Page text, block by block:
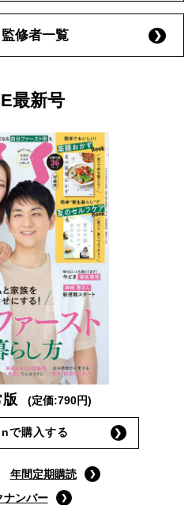
修者一覧
最新号
(定価:790円)
で購入する
年間定期購読
ナンバー